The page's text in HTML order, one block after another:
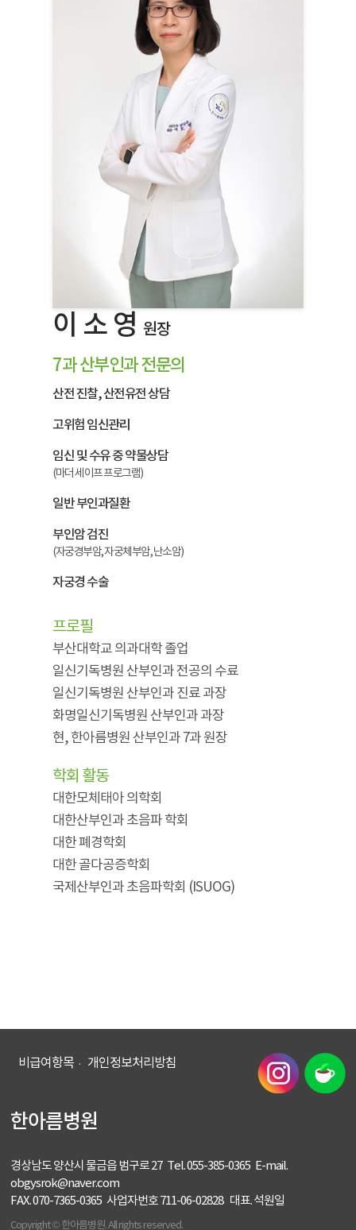
이 소 영원장
7과 산부인과 전문의
산전 진찰, 산전유전 상담
고위험 임신관리
임신 및 수유 중 약물상담
(마더 세이프 프로그램)
일반 부인과질환
부인암 검진
(자궁경부암, 자궁체부암, 난소암)
자궁경 수술
프로필
부산대학교 의과대학 졸업
일신기독병원 산부인과 전공의 수료
일신기독병원 산부인과 진료 과장
화명일신기독병원 산부인과 과장
현, 한아름병원 산부인과 7과 원장
학회 활동
대한모체태아 의학회
대한산부인과 초음파 학회
대한 폐경학회
대한 골다공증학회
국제산부인과 초음파학회 (ISUOG)
비급여항목 개인정보처리방침
한아름병원
경상남도 양산시 물금읍 범구로 27 Tel. 055-385-0365 E-mail.
obgysrok@naver.com
FAX. 070-7365-0365 사업자번호 711-06-02828 대표. 석원일
Copyright © 한아름병원. All rights reserved.